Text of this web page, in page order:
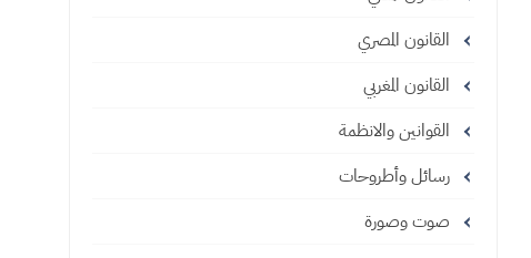
القانون المصري
القانون المغربي
القوانين والانظمة
رسائل وأطروحات
صوت وصورة